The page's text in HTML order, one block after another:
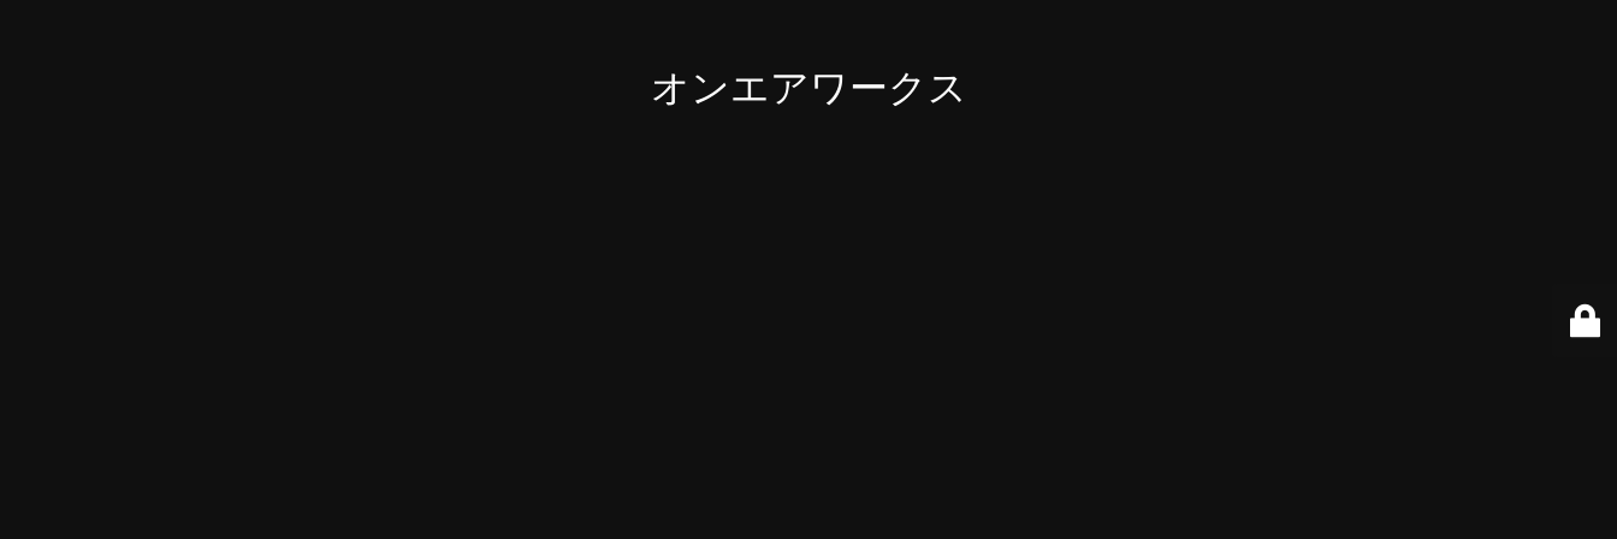
オンエアワークス